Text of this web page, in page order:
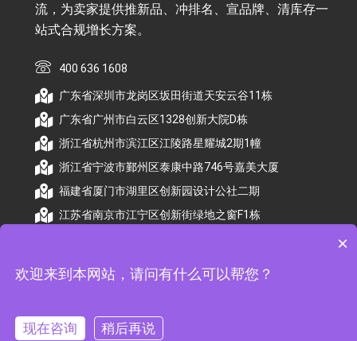
流，为卖家提供推新品、冲排名、宣品牌、清库存一
站式合规增长方案。
400 636 1608
广东省深圳市龙岗区坂田街道天安云谷11栋
广东省广州市白云区1328创新大院D栋
浙江省杭州市滨江区江陵路星耀城2期1幢
浙江省宁波市鄞州区泰康中路746号嘉美大厦
福建省厦门市湖里区创新园设计公社二期
江苏省南京市江宁区创新街绿地之窗F1栋
×
欢迎来到本网站，请问有什么可以帮您？
现在咨询 稍后再说